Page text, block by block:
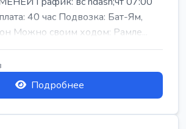
40 час Подвозка: Бат-Ям,
Можно своим ходом: Рамле...
Подробнее